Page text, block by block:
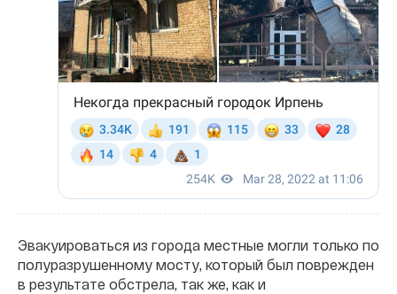
Эвакуироваться из города местные могли только по
полуразрушенному мосту, который был поврежден
в результате обстрела, так же, как и